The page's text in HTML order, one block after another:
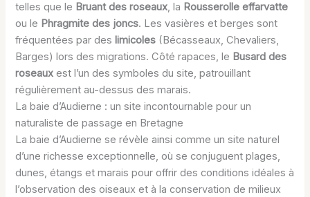
telles que le Bruant des roseaux, la Rousserolle effarvatte
ou le Phragmite des joncs. Les vasières et berges sont
fréquentées par des limicoles (Bécasseaux, Chevaliers,
Barges) lors des migrations. Côté rapaces, le Busard des
roseaux est l’un des symboles du site, patrouillant
régulièrement au-dessus des marais.
La baie d’Audierne : un site incontournable pour un
naturaliste de passage en Bretagne
La baie d’Audierne se révèle ainsi comme un site naturel
d’une richesse exceptionnelle, où se conjuguent plages,
dunes, étangs et marais pour offrir des conditions idéales à
l’observation des oiseaux et à la conservation de milieux